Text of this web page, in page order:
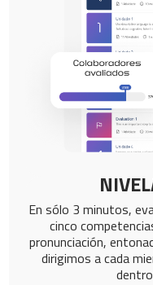
En sólo 3 minutos,
cinco
pronunciación,
dirigimos a cada